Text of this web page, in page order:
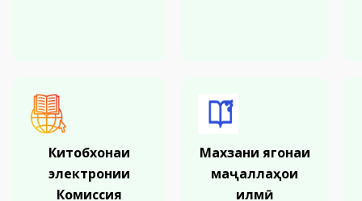
Китобхонаи
электронии
Комиссия
Махзани ягонаи
маҷаллаҳои
илмӣ